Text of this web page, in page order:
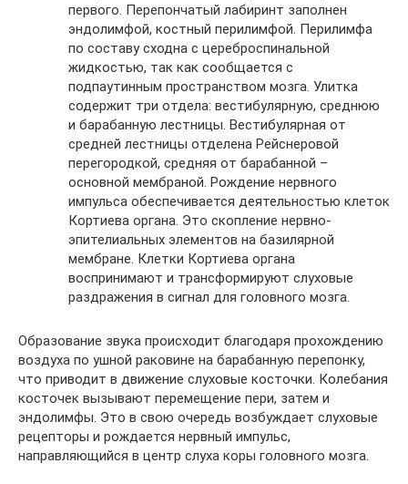
первого. Перепончатый лабиринт заполнен
эндолимфой, костный перилимфой. Перилимфа
по составу сходна с цереброспинальной
жидкостью, так как сообщается с
подпаутинным пространством мозга. Улитка
содержит три отдела: вестибулярную, среднюю
и барабанную лестницы. Вестибулярная от
средней лестницы отделена Рейснеровой
перегородкой, средняя от барабанной –
основной мембраной. Рождение нервного
импульса обеспечивается деятельностью клеток
Кортиева органа. Это скопление нервно-
эпителиальных элементов на базилярной
мембране. Клетки Кортиева органа
воспринимают и трансформируют слуховые
раздражения в сигнал для головного мозга.
Образование звука происходит благодаря прохождению
воздуха по ушной раковине на барабанную перепонку,
что приводит в движение слуховые косточки. Колебания
косточек вызывают перемещение пери, затем и
эндолимфы. Это в свою очередь возбуждает слуховые
рецепторы и рождается нервный импульс,
направляющийся в центр слуха коры головного мозга.